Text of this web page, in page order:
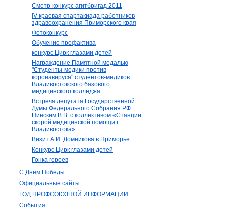
Смотр-конкурс агитбригад 2011
IV краевая спартакиада работников
здравоохранения Приморского края
Фотоконкурс
Обучение профактива
конкурс Цирк глазами детей
Награждение Памятной медалью
"Студенты-медики против
коронавируса" студентов-медиков
Владивостокского базового
медицинского колледжа
Встреча депутата Государственной
Думы Федерального Собрания РФ
Пинским В.В. с коллективом «Станции
скорой медицинской помощи г.
Владивостока»
Визит А.И. Домникова в Приморье
Конкурс Цирк глазами детей
Гонка героев
С Днем Победы
Официальные сайты
ГОД ПРОФСОЮЗНОЙ ИНФОРМАЦИИ
События